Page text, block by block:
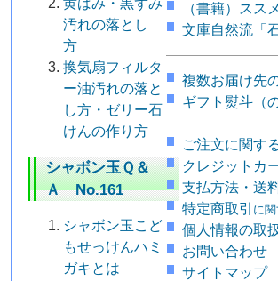
黄ばみ・黒ずみ
汚れの落とし
方
換気扇フィルタ
ー油汚れの落と
し方・ゼリー石
けんの作り方
シャボン玉Ｑ＆
Ａ No.161
シャボン玉こど
もせっけんハミ
ガキとは
（書籍）スス
文庫自然流「
複数お届け先
ギフト熨斗（
ご注文に関す
クレジットカ
支払方法・送
特定商取引 に
個人情報の取
お問い合わせ
サイトマップ